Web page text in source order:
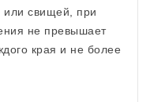
или свищей, при
не превышает
края и не более